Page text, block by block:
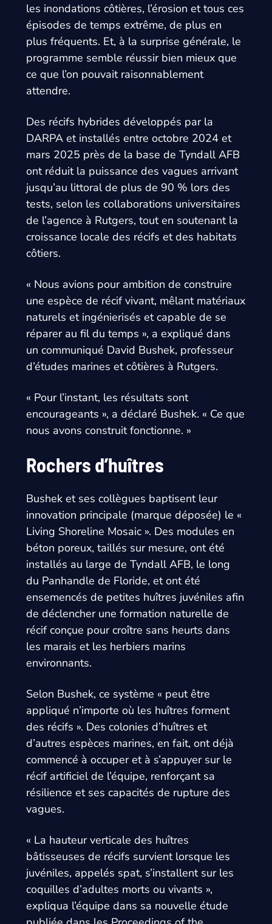
les inondations côtières, l’érosion et tous ces
épisodes de temps extrême, de plus en
plus fréquents. Et, à la surprise générale, le
programme semble réussir bien mieux que
ce que l’on pouvait raisonnablement
attendre.
Des récifs hybrides développés par la
DARPA et installés entre octobre 2024 et
mars 2025 près de la base de Tyndall AFB
ont réduit la puissance des vagues arrivant
jusqu’au littoral de plus de 90 % lors des
tests, selon les collaborations universitaires
de l’agence à Rutgers, tout en soutenant la
croissance locale des récifs et des habitats
côtiers.
« Nous avions pour ambition de construire
une espèce de récif vivant, mêlant matériaux
naturels et ingénierisés et capable de se
réparer au fil du temps », a expliqué dans
un communiqué David Bushek, professeur
d’études marines et côtières à Rutgers.
« Pour l’instant, les résultats sont
encourageants », a déclaré Bushek. « Ce que
nous avons construit fonctionne. »
Rochers d’huîtres
Bushek et ses collègues baptisent leur
innovation principale (marque déposée) le «
Living Shoreline Mosaic ». Des modules en
béton poreux, taillés sur mesure, ont été
installés au large de Tyndall AFB, le long
du Panhandle de Floride, et ont été
ensemencés de petites huîtres juvéniles afin
de déclencher une formation naturelle de
récif conçue pour croître sans heurts dans
les marais et les herbiers marins
environnants.
Selon Bushek, ce système « peut être
appliqué n’importe où les huîtres forment
des récifs ». Des colonies d’huîtres et
d’autres espèces marines, en fait, ont déjà
commencé à occuper et à s’appuyer sur le
récif artificiel de l’équipe, renforçant sa
résilience et ses capacités de rupture des
vagues.
« La hauteur verticale des huîtres
bâtisseuses de récifs survient lorsque les
juvéniles, appelés spat, s’installent sur les
coquilles d’adultes morts ou vivants »,
expliqua l’équipe dans sa nouvelle étude